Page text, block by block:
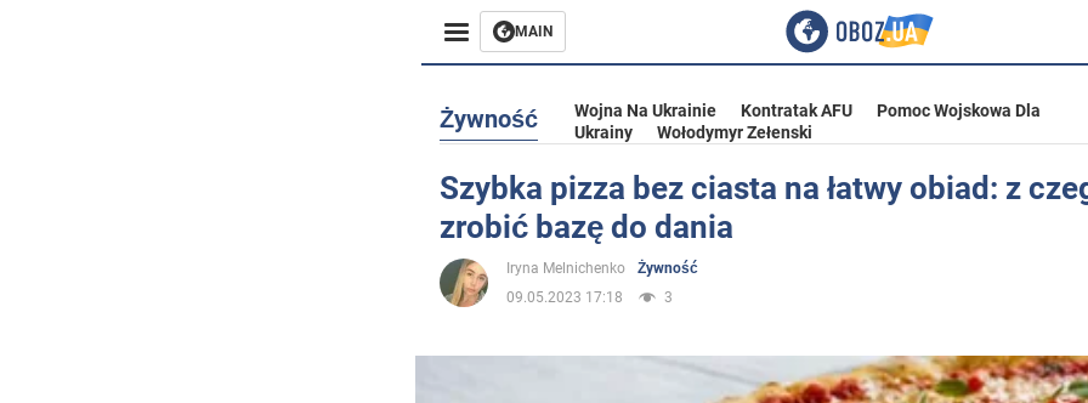
MAIN
Rozrywka
Życie
Żywność Wojna Na Ukrainie Kontratak AFU
Pomoc Wojskowa Dla
Ukrainy
Wołodymyr Zełenski
Szybka pizza bez ciasta na łatwy obiad: z
zrobić bazę do dania
Iryna Melnichenko
Żywność
09.05.2023 17:18
3